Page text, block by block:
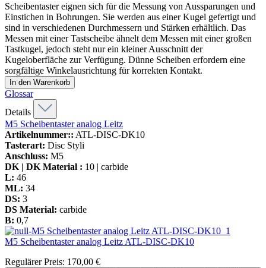
Scheibentaster eignen sich für die Messung von Aussparungen und
Einstichen in Bohrungen. Sie werden aus einer Kugel gefertigt und
sind in verschiedenen Durchmessern und Stärken erhältlich. Das
Messen mit einer Tastscheibe ähnelt dem Messen mit einer großen
Tastkugel, jedoch steht nur ein kleiner Ausschnitt der
Kugeloberfläche zur Verfügung. Dünne Scheiben erfordern eine
sorgfältige Winkelausrichtung für korrekten Kontakt.
In den Warenkorb
Glossar
Details
M5 Scheibentaster analog Leitz
Artikelnummer:: ATL-DISC-DK10
Tasterart: Disc Styli
Anschluss: M5
DK | DK Material : 10 | carbide
L: 46
ML: 34
DS: 3
DS Material: carbide
B: 0,7
M5 Scheibentaster analog Leitz ATL-DISC-DK10
Regulärer Preis: 170,00 €